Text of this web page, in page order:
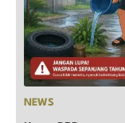
NEWS